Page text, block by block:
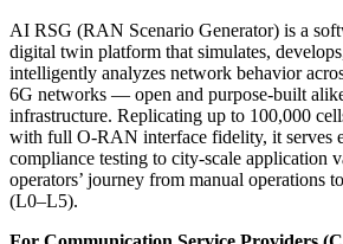
AI RSG (RAN Scenario Generator) is a
digital twin platform that simulates,
intelligently analyzes network behavior
6G networks — open and purpose-built
infrastructure. Replicating up to 100,000
with full O-RAN interface fidelity, it serves
compliance testing to city-scale application
operators’ journey from manual operations
(L0–L5).